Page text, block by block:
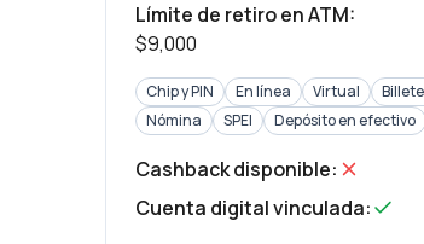
Límite de retiro en ATM:
$9,000
Chip y PIN En línea Virtual
Nómina
SPEI Depósito en efectivo
Cashback disponible:
Cuenta digital vinculada: